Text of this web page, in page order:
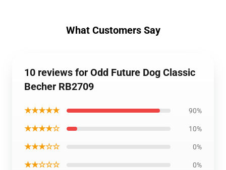
What Customers Say
10 reviews for Odd Future Dog Classic
Becher RB2709
★★★★★ 90%
★★★★☆ 10%
★★★☆☆ 0%
★★☆☆☆ 0%